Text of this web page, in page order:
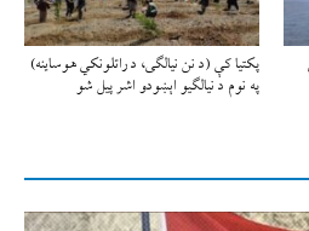
پکتیا کې (د نن نیالګی، د راتلونکي هوساینه)
په نوم د نیالګیو اېښودو اشر پیل شو